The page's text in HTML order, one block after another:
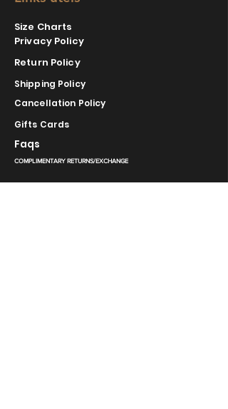
Size Charts
Privacy Policy
Return Policy
Shipping Policy
Cancellation Policy
Gifts Cards
Faqs
COMPLIMENTARY RETURNS/EXCHANGE